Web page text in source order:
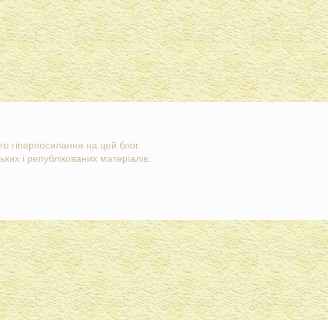
гіперпосилання на цей блог.
і републікованих матеріалів..